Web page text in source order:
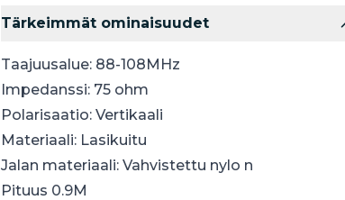
Tärkeimmät ominaisuudet
Taajuusalue: 88-108MHz
Impedanssi: 75 ohm
Polarisaatio: Vertikaali
Materiaali: Lasikuitu
Jalan materiaali: Vahvistettu nylo n
Pituus 0.9M